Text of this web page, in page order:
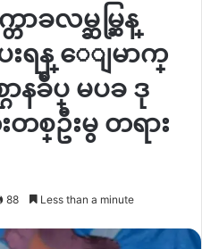
ခလမ္ဆမ္ဆြန္
ရန္ ေျမာက္
ခ်ဳပ္ မပခ ဒု
ဦးမွ တရား
88 Less than a minute